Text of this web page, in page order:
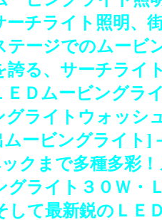
ーチライト照明
テージでのムービ
誇る、サーチライ
ＥＤムービングラ
グライトウォッ
ービングライト]
クまで多種多彩
グライト３０Ｗ・
して最新鋭のＬＥ